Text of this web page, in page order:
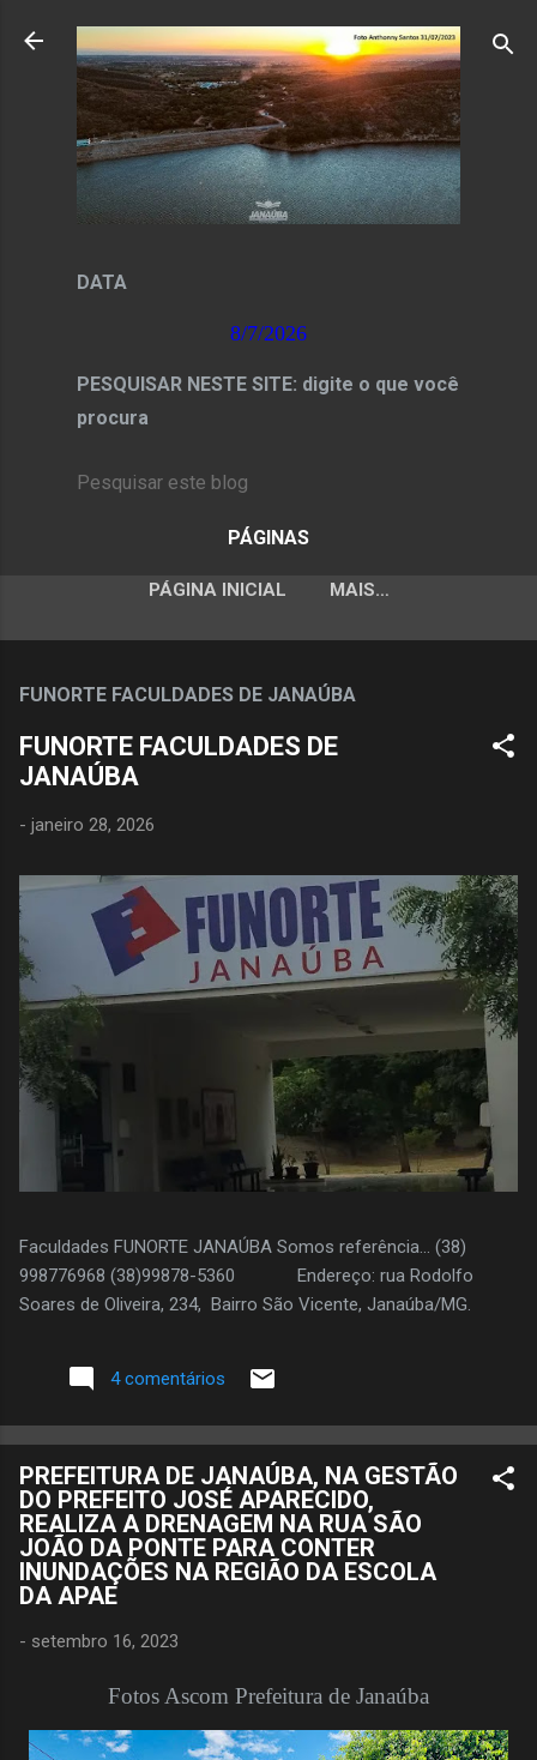
Pular para o conteúdo principal
DATA
8/7/2026
PESQUISAR NESTE SITE: digite o que você
procura
PÁGINAS
PÁGINA INICIAL MAIS…
FUNORTE FACULDADES DE JANAÚBA
FUNORTE FACULDADES DE
JANAÚBA
- janeiro 28, 2026
Faculdades FUNORTE JANAÚBA Somos referência... (38)
998776968 (38)99878-5360 Endereço: rua Rodolfo
Soares de Oliveira, 234, Bairro São Vicente, Janaúba/MG.
4 comentários
PREFEITURA DE JANAÚBA, NA GESTÃO
DO PREFEITO JOSÉ APARECIDO,
REALIZA A DRENAGEM NA RUA SÃO
JOÃO DA PONTE PARA CONTER
INUNDAÇÕES NA REGIÃO DA ESCOLA
DA APAE
- setembro 16, 2023
Fotos Ascom Prefeitura de Janaúba